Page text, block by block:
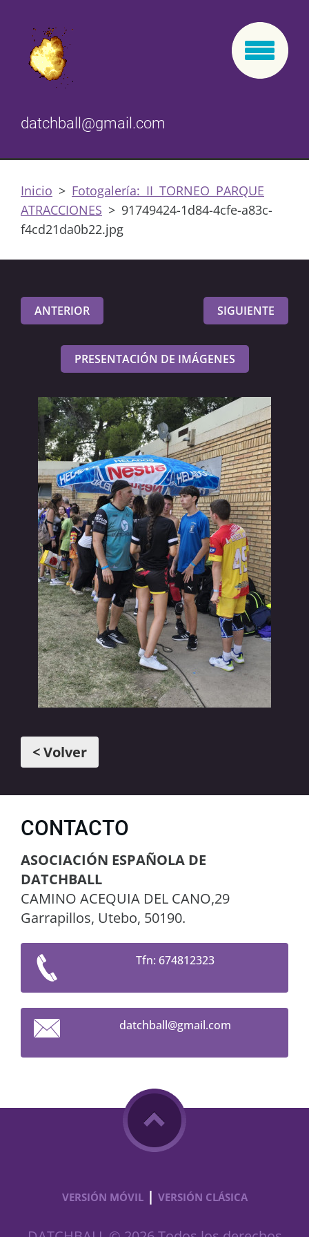
datchball@gmail.com
Inicio > Fotogalería: II TORNEO PARQUE
ATRACCIONES > 91749424-1d84-4cfe-a83c-
f4cd21da0b22.jpg
ANTERIOR SIGUIENTE
PRESENTACIÓN DE IMÁGENES
< Volver
CONTACTO
ASOCIACIÓN ESPAÑOLA DE
DATCHBALL
CAMINO ACEQUIA DEL CANO,29
Garrapillos, Utebo, 50190.
Tfn: 674812323
datchball@gmail.com
VERSIÓN MÓVIL | VERSIÓN CLÁSICA